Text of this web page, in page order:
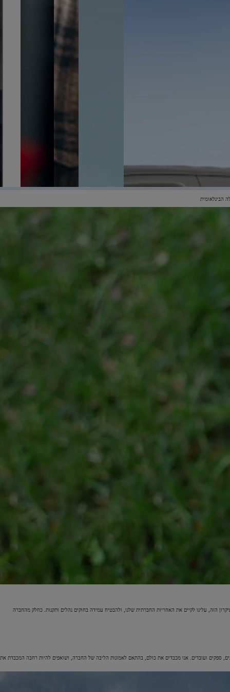
רכבים היברידיים
מגוון מסלולי ליסינג פרטי ועסקי
הבינלאומית
הזה, עלינו לקיים את האחריות החברתית שלנו, ולהבטיח עמידה בחוקים נהלים ותקנות. כחלק מהחברה
ספקים ועובדים. אנו מכבדים את כולם, בהתאם לאמונות הליבה של החברה, ושואפים להיות רחבה המכבדת את